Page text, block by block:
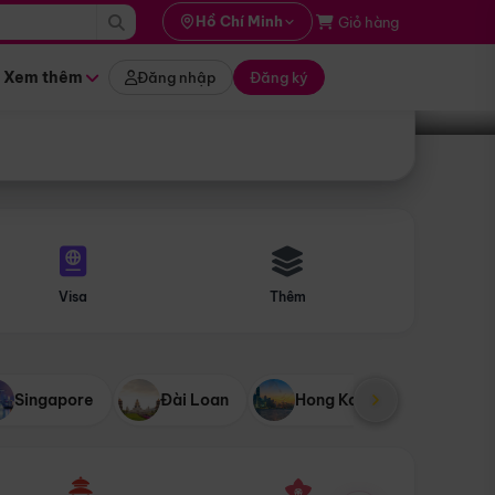
Hồ Chí Minh Giỏ hàng
Xem thêm Đăng nhập Đăng ký
Tìm tour
Visa Thêm
Singapore Đài Loan Hong Kong